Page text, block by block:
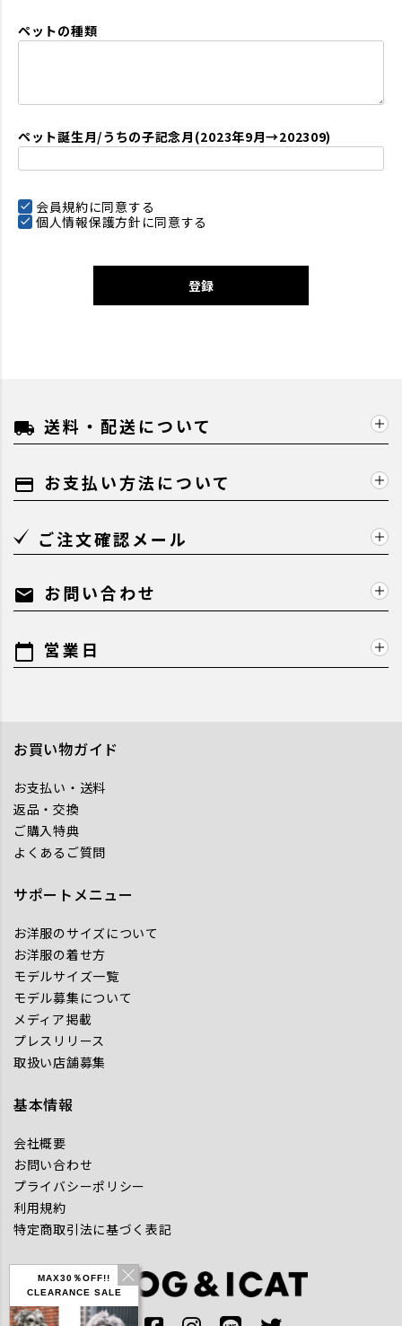
MAX30％OFF!!
CLEARANCE SALE
ペットの種類
ペット誕生月/うちの子記念月(2023年9月→202309)
会員規約に同意する
個人情報保護方針 に同意する
登録
local_shipping 送料・配送について
payment お支払い方法について
ご注文確認メール
mail お問い合わせ
calendar_today 営業日
お買い物ガイド
お支払い・送料
返品・交換
ご購入特典
よくあるご質問
サポートメニュー
お洋服のサイズについて
お洋服の着せ方
モデルサイズ一覧
モデル募集について
メディア掲載
プレスリリース
取扱い店舗募集
基本情報
会社概要
お問い合わせ
プライバシーポリシー
利用規約
特定商取引法に基づく表記